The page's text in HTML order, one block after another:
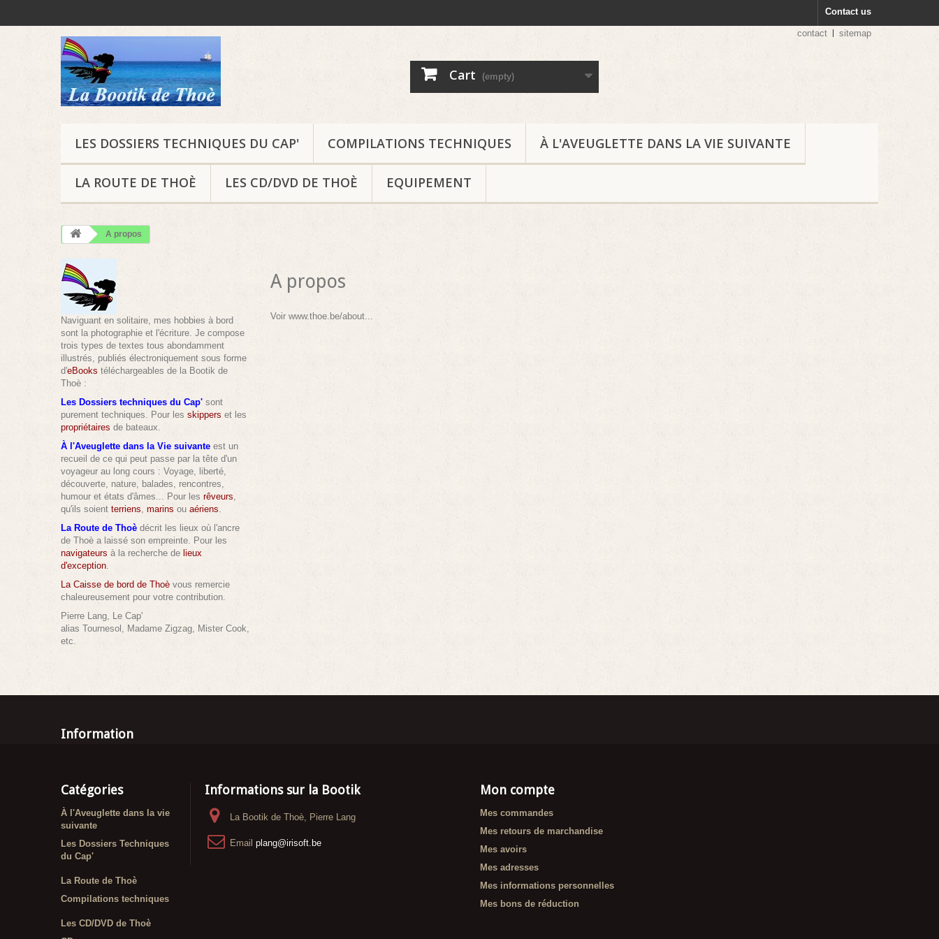
Contact us
contact sitemap
Cart (empty)
LES DOSSIERS TECHNIQUES DU CAP' COMPILATIONS TECHNIQUES À L'AVEUGLETTE DANS LA VIE SUIVANTE
LA ROUTE DE THOÈ LES CD/DVD DE THOÈ EQUIPEMENT
A propos
Naviguant en solitaire, mes hobbies à bord
sont la photographie et l'écriture. Je compose
trois types de textes tous abondamment
illustrés, publiés électroniquement sous forme
d'eBooks téléchargeables de la Bootik de
Thoè :
Les Dossiers techniques du Cap' sont
purement techniques. Pour les skippers et les
propriétaires de bateaux.
À l'Aveuglette dans la Vie suivante est un
recueil de ce qui peut passe par la tête d'un
voyageur au long cours : Voyage, liberté,
découverte, nature, balades, rencontres,
humour et états d'âmes... Pour les rêveurs,
qu'ils soient terriens, marins ou aériens.
La Route de Thoè décrit les lieux où l'ancre
de Thoè a laissé son empreinte. Pour les
navigateurs à la recherche de lieux
d'exception.
La Caisse de bord de Thoè vous remercie
chaleureusement pour votre contribution.
Pierre Lang, Le Cap'
alias Tournesol, Madame Zigzag, Mister Cook,
etc.
A propos
Voir www.thoe.be/about...
Information
Catégories
À l'Aveuglette dans la vie
suivante
Les Dossiers Techniques
du Cap'
La Route de Thoè
Compilations techniques
Les CD/DVD de Thoè
Informations sur la Bootik
La Bootik de Thoè, Pierre Lang
Email plang@irisoft.be
Mon compte
Mes commandes
Mes retours de marchandise
Mes avoirs
Mes adresses
Mes informations personnelles
Mes bons de réduction